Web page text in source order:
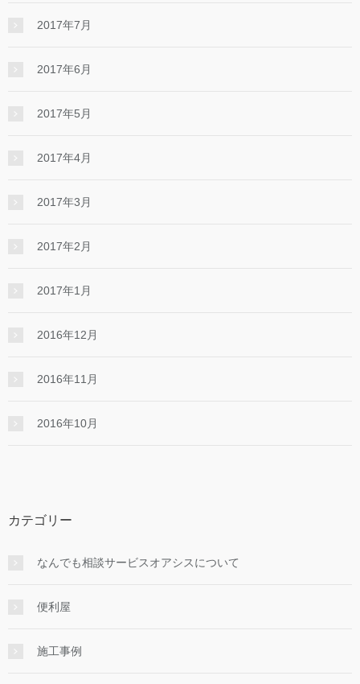
2017年7月
2017年6月
2017年5月
2017年4月
2017年3月
2017年2月
2017年1月
2016年12月
2016年11月
2016年10月
カテゴリー
なんでも相談サービスオアシスについて
便利屋
施工事例